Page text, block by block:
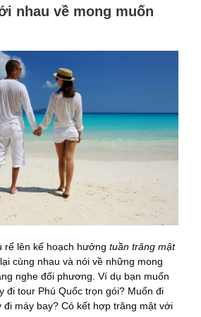
nhau về mong muốn
rể lên kế hoạch hưởng tuần trăng mật
lại cùng nhau và nói về những mong
nghe đối phương. Ví dụ bạn muốn
đi tour Phú Quốc trọn gói? Muốn đi
đi máy bay? Có kết hợp trăng mật với